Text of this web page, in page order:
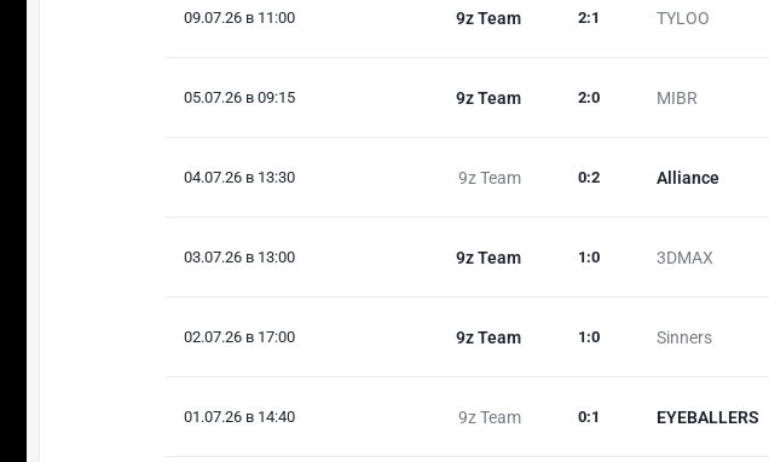
09.07.26 в 11:00 9z Team TYLOO
2:1
05.07.26 в 09:15 9z Team MIBR
2:0
04.07.26 в 13:30 9z Team Alliance
0:2
03.07.26 в 13:00 9z Team 3DMAX
1 :0
02.07.26 в 17:00 9z Team Sinners
1 :0
01.07.26 в 14:40 9z Team EYEBALLERS
0:1